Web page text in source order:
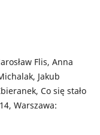
Flis, Anna
Jakub
Co się stało
Warszawa: